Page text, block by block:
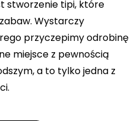
stworzenie tipi, które
Wystarczy
przyczepimy odrobinę
miejsce z pewnością
a to tylko jedna z